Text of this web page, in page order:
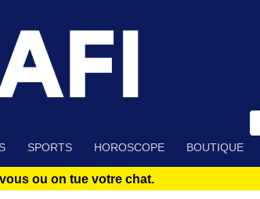
SPORTS HOROSCOPE BOUTIQUE
ou on tue votre chat.